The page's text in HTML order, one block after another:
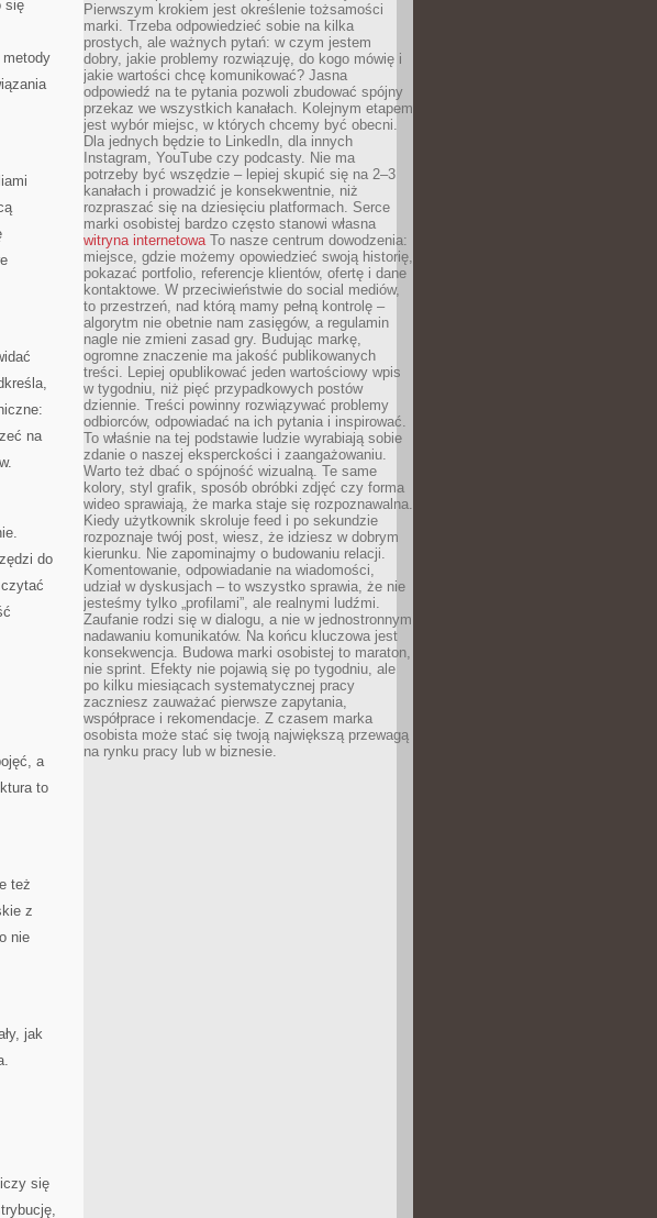
się
metody
na
do
a
to
też
z
nie
jak
się
Pierwszym krokiem jest określenie tożsamości
marki. Trzeba odpowiedzieć sobie na kilka
prostych, ale ważnych pytań: w czym jestem
dobry, jakie problemy rozwiązuję, do kogo mówię i
jakie wartości chcę komunikować? Jasna
odpowiedź na te pytania pozwoli zbudować spójny
przekaz we wszystkich kanałach. Kolejnym etapem
jest wybór miejsc, w których chcemy być obecni.
Dla jednych będzie to LinkedIn, dla innych
Instagram, YouTube czy podcasty. Nie ma
potrzeby być wszędzie – lepiej skupić się na 2–3
kanałach i prowadzić je konsekwentnie, niż
rozpraszać się na dziesięciu platformach. Serce
marki osobistej bardzo często stanowi własna
witryna internetowaTo nasze centrum dowodzenia:
miejsce, gdzie możemy opowiedzieć swoją historię,
pokazać portfolio, referencje klientów, ofertę i dane
kontaktowe. W przeciwieństwie do social mediów,
to przestrzeń, nad którą mamy pełną kontrolę –
algorytm nie obetnie nam zasięgów, a regulamin
nagle nie zmieni zasad gry. Budując markę,
ogromne znaczenie ma jakość publikowanych
treści. Lepiej opublikować jeden wartościowy wpis
w tygodniu, niż pięć przypadkowych postów
dziennie. Treści powinny rozwiązywać problemy
odbiorców, odpowiadać na ich pytania i inspirować.
To właśnie na tej podstawie ludzie wyrabiają sobie
zdanie o naszej eksperckości i zaangażowaniu.
Warto też dbać o spójność wizualną. Te same
kolory, styl grafik, sposób obróbki zdjęć czy forma
wideo sprawiają, że marka staje się rozpoznawalna.
Kiedy użytkownik skroluje feed i po sekundzie
rozpoznaje twój post, wiesz, że idziesz w dobrym
kierunku. Nie zapominajmy o budowaniu relacji.
Komentowanie, odpowiadanie na wiadomości,
udział w dyskusjach – to wszystko sprawia, że nie
jesteśmy tylko „profilami”, ale realnymi ludźmi.
Zaufanie rodzi się w dialogu, a nie w jednostronnym
nadawaniu komunikatów. Na końcu kluczowa jest
konsekwencja. Budowa marki osobistej to maraton,
nie sprint. Efekty nie pojawią się po tygodniu, ale
po kilku miesiącach systematycznej pracy
zaczniesz zauważać pierwsze zapytania,
współprace i rekomendacje. Z czasem marka
osobista może stać się twoją największą przewagą
na rynku pracy lub w biznesie.